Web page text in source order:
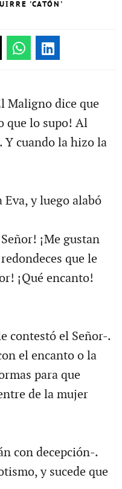
'CATÓN'
Maligno dice que
que lo supo! Al
Y cuando la hizo la
y luego alabó
¡Me gustan
que le
¡Qué encanto!
contestó el Señor-.
el encanto o la
para que
de la mujer
con decepción-.
y sucede que